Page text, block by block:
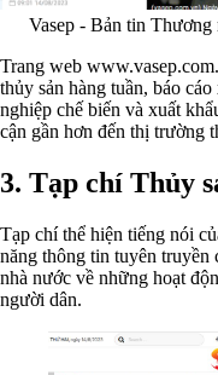
Vasep - Bản tin
Trang web
thủy sản hàng tuần, báo
nghiệp chế biến và xuất
cận gần hơn đến thị trường
3. Tạp chí Thủy
Tạp chí thể hiện tiếng nói
năng thông tin tuyên truyền
nhà nước về những hoạt
người dân.